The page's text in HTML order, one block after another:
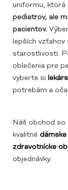
uniformu, ktorá
pediatrov, ale
pacientov.
lepších vzťahov
starostlivosti.
oblečenia pre
vyberte si
potrebám a
Náš obchod
kvalitné
zdravotnícke
objednávky.